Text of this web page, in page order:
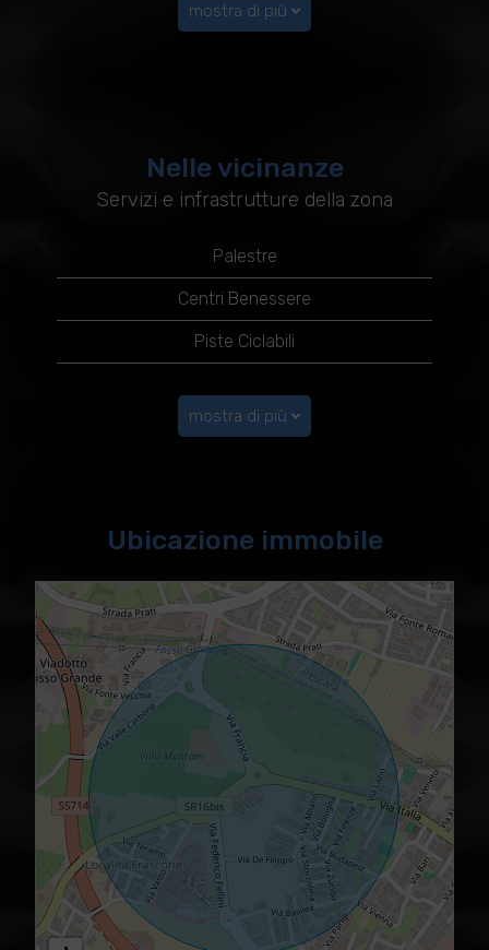
mostra di più
Nelle vicinanze
Servizi e infrastrutture della zona
Palestre
Centri Benessere
Piste Ciclabili
mostra di più
Ubicazione immobile